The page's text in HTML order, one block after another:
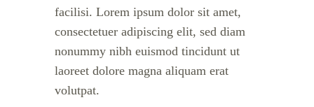
facilisi. Lorem ipsum dolor sit amet,
consectetuer adipiscing elit, sed diam
nonummy nibh euismod tincidunt ut
laoreet dolore magna aliquam erat
volutpat.